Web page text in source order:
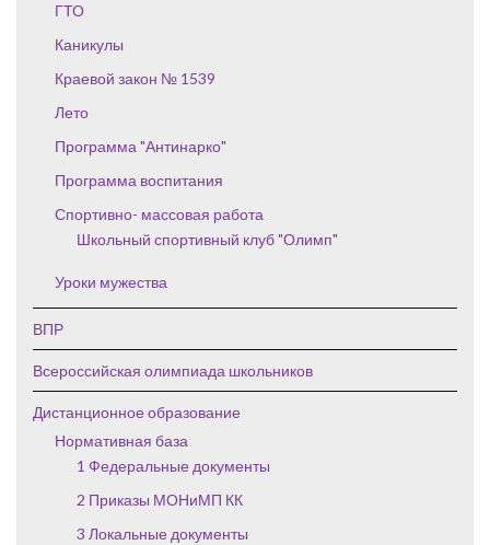
ГТО
Каникулы
Краевой закон № 1539
Лето
Программа "Антинарко"
Программа воспитания
Спортивно- массовая работа
Школьный спортивный клуб "Олимп"
Уроки мужества
ВПР
Всероссийская олимпиада школьников
Дистанционное образование
Нормативная база
1 Федеральные документы
2 Приказы МОНиМП КК
3 Локальные документы